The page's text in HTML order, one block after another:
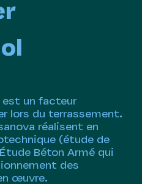
est un facteur
lors du terrassement.
réalisent en
(étude de
Béton Armé qui
des
œuvre.